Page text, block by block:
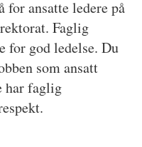
for ansatte ledere på
Faglig
for god ledelse. Du
som ansatt
har faglig